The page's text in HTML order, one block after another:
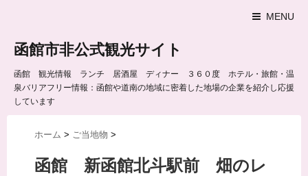
MENU
函館市非公式観光サイト
函館 観光情報 ランチ 居酒屋 ディナー ３６０度 ホテル・旅館・温
泉バリアフリー情報：函館や道南の地域に密着した地場の企業を紹介し応援
しています
ホーム > ご当地物 >
函館 新函館北斗駅前 畑のレ